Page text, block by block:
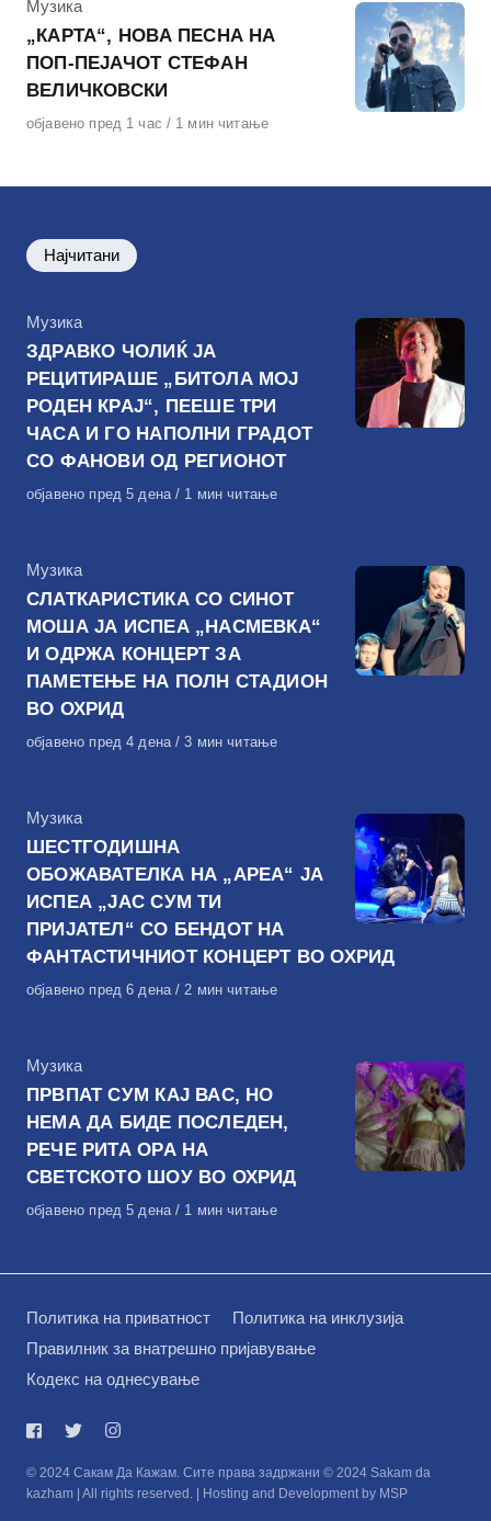
КАтегорија
Музика
„КАРТА“, НОВА ПЕСНА НА
ПОП-ПЕЈАЧОТ СТЕФАН
ВЕЛИЧКОВСКИ
Објавено
објавено пред 1 час 1 мин читање
Најчитани
КАтегорија
Музика
ЗДРАВКО ЧОЛИЌ ЈА
РЕЦИТИРАШЕ „БИТОЛА МОЈ
РОДЕН КРАЈ“, ПЕЕШЕ ТРИ
ЧАСА И ГО НАПОЛНИ ГРАДОТ
СО ФАНОВИ ОД РЕГИОНОТ
Објавено
објавено пред 5 дена 1 мин читање
КАтегорија
Музика
СЛАТКАРИСТИКА СО СИНОТ
МОША ЈА ИСПЕА „НАСМЕВКА“
И ОДРЖА КОНЦЕРТ ЗА
ПАМЕТЕЊЕ НА ПОЛН СТАДИОН
ВО ОХРИД
Објавено
објавено пред 4 дена 3 мин читање
КАтегорија
Музика
ШЕСТГОДИШНА
ОБОЖАВАТЕЛКА НА „АРЕА“ ЈА
ИСПЕА „ЈАС СУМ ТИ
ПРИЈАТЕЛ“ СО БЕНДОТ НА
ФАНТАСТИЧНИОТ КОНЦЕРТ ВО ОХРИД
Објавено
објавено пред 6 дена 2 мин читање
КАтегорија
Музика
ПРВПАТ СУМ КАЈ ВАС, НО
НЕМА ДА БИДЕ ПОСЛЕДЕН,
РЕЧЕ РИТА ОРА НА
СВЕТСКОТО ШОУ ВО ОХРИД
Објавено
објавено пред 5 дена 1 мин читање
Политика на приватност
Политика на инклузија
Правилник за внатрешно пријавување
Кодекс на однесување
© 2024 Сакам Да Кажам. Сите права задржани © 2024 Sakam da
kazham | All rights reserved. | Hosting and Development by MSP